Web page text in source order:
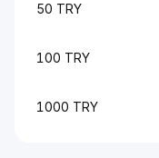
50 TRY
100 TRY
1000 TRY